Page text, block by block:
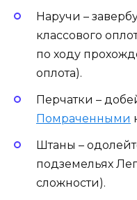
Наручи –
классового
по ходу
оплота).
Перчатки –
Помраченными
Штаны –
подземельях
сложности).